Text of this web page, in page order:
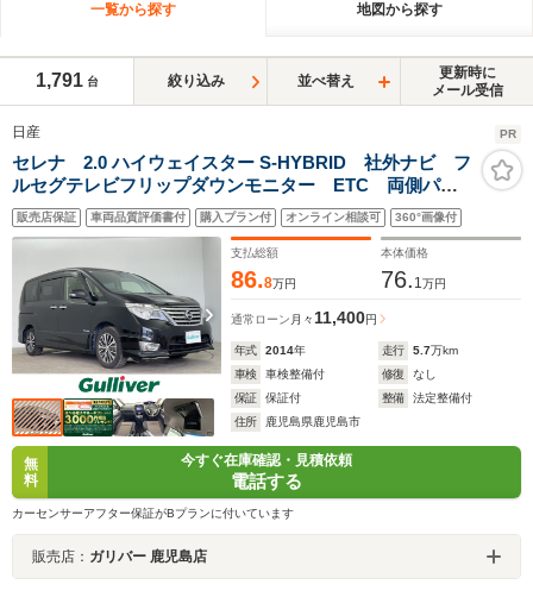
一覧から探す 地図から探す
1,791 台 絞り込み 並べ替え
更新時に
メール受信
日産 PR
セレナ 2.0 ハイウェイスター S-HYBRID 社外ナビ フ
ルセグテレビフリップダウンモニター ETC 両側パワ
ースライドドア 衝突被害軽減ブレーキ 車線逸脱警
報 クルーズコントロール オートライト LEDヘッド
ライト オートエアコン フロアマット
販売店保証 車両品質評価書付 購入プラン付 オンライン相談可 360°画像付
支払総額
86.8万円
本体価格
76. 1万円
通常ローン 月々11,400円
年式 2014年 走行 5.7万km
車検
車検整備付 修復
なし
保証
保証付 整備
法定整備付
住所
鹿児島県鹿児島市
無
料
今すぐ在庫確認・見積依頼
電話する
カーセンサーアフター保証がBプランに付いています
販売店： ガリバー 鹿児島店